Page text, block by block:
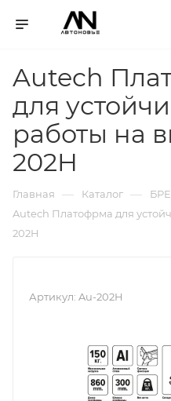
Autech
для
работы на
202H
Главная — Каталог —
Autech Платофрма для
202H
Артикул: Au-202H